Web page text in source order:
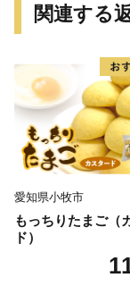
譲渡したり、
事務連絡、い
告、高浜町が
情報の提供及
のために使用
ールの配信や
御不明な点や、
のご希望がござ
関連する
愛知県小牧市
もっちりたまご（
ド）